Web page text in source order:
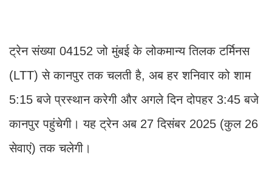
ट्रेन संख्या 04152 जो मुंबई के लोकमान्य तिलक टर्मिनस
(LTT) से कानपुर तक चलती है, अब हर शनिवार को शाम
5:15 बजे प्रस्थान करेगी और अगले दिन दोपहर 3:45 बजे
कानपुर पहुंचेगी। यह ट्रेन अब 27 दिसंबर 2025 (कुल 26
सेवाएं) तक चलेगी।